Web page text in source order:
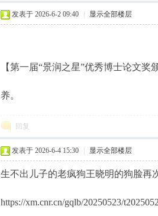
发表于 2026-6-2 09:40 显示全部楼层
【第一届“景润之星”优秀博士论文
养。
回复
发表于 2026-6-4 15:30 显示全部楼层
生不出儿子的老疯狗王晓明的狗脸再
https://xm.cnr.cn/gqlb/20250523/